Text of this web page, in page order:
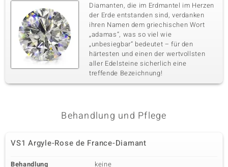
Diamanten, die im Erdmantel im Herzen
der Erde entstanden sind, verdanken
ihren Namen dem griechischen Wort
„adamas“, was so viel wie
„unbesiegbar“ bedeutet – für den
härtesten und einen der wertvollsten
aller Edelsteine sicherlich eine
treffende Bezeichnung!
Behandlung und Pflege
VS1 Argyle-Rose de France-Diamant
Behandlung
keine